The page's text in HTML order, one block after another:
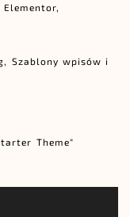
Szablony wpisów i
Theme"